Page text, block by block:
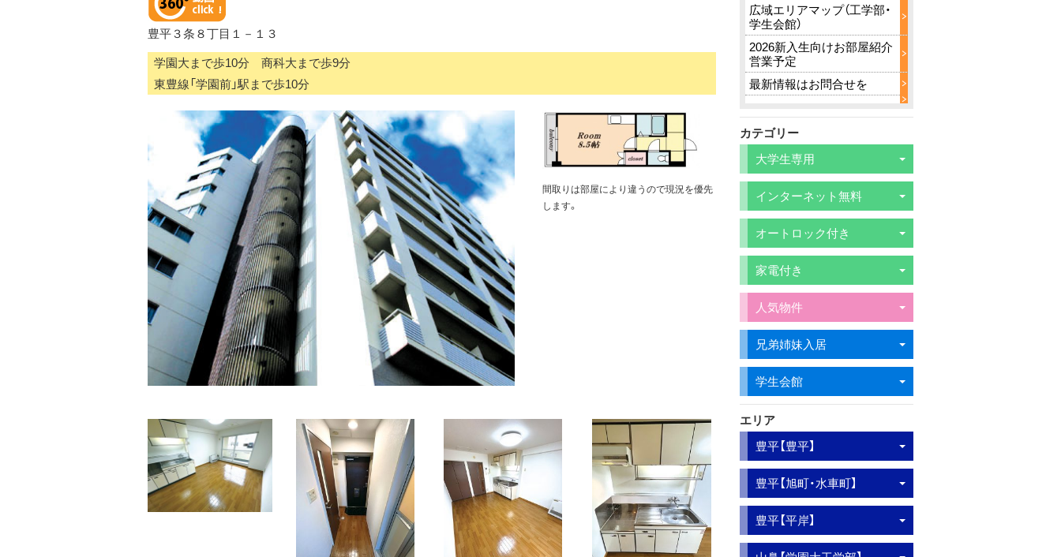
豊平３条８丁目１－１３
学園大まで歩10分 商科大まで歩9分
東豊線「学園前」駅まで歩10分
間取りは部屋により違うので現況を優先
します。
広域エリアマップ（工学部・
学生会館）
2026新入生向けお部屋紹介
営業予定
最新情報はお問合せを
カテゴリー
大学生専用
インターネット無料
オートロック付き
家電付き
人気物件
兄弟姉妹入居
学生会館
エリア
豊平【豊平】
豊平【旭町・水車町】
豊平【平岸】